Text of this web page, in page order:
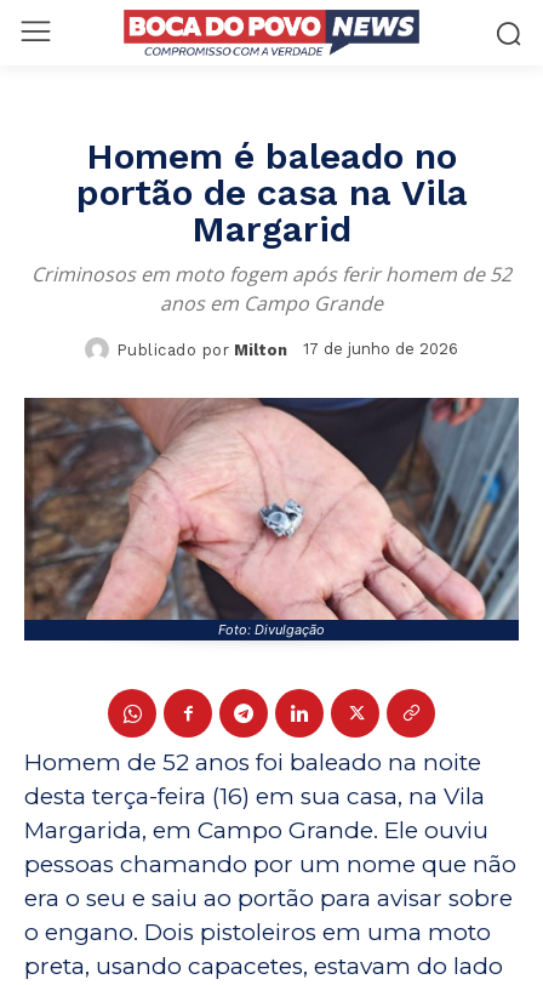
Homem é baleado no
portão de casa na Vila
Margarid
Criminosos em moto fogem após ferir homem de 52
anos em Campo Grande
Publicado por Milton 17 de junho de 2026
Foto: Divulgação
Homem de 52 anos foi baleado na noite
desta terça-feira (16) em sua casa, na Vila
Margarida, em Campo Grande. Ele ouviu
pessoas chamando por um nome que não
era o seu e saiu ao portão para avisar sobre
o engano. Dois pistoleiros em uma moto
preta, usando capacetes, estavam do lado